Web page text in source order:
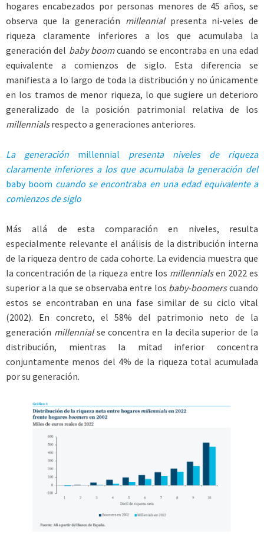
hogares encabezados por personas menores de 45 años, se
observa que la generación millennial presenta ni-veles de
riqueza claramente inferiores a los que acumulaba la
generación del baby boomcuando se encontraba en una edad
equivalente a comienzos de siglo. Esta diferencia se
manifiesta a lo largo de toda la distribución y no únicamente
en los tramos de menor riqueza, lo que sugiere un deterioro
generalizado de la posición patrimonial relativa de los
millennialsrespecto a generaciones anteriores.
La generación millennial presenta niveles de riqueza
claramente inferiores a los que acumulaba la generación del
baby boom cuando se encontraba en una edad equivalente a
comienzos de siglo
Más allá de esta comparación en niveles, resulta
especialmente relevante el análisis de la distribución interna
de la riqueza dentro de cada cohorte. La evidencia muestra que
la concentración de la riqueza entre los millennialsen 2022 es
superior a la que se observaba entre los baby-boomerscuando
estos se encontraban en una fase similar de su ciclo vital
(2002). En concreto, el 58% del patrimonio neto de la
generación millennialse concentra en la decila superior de la
distribución, mientras la mitad inferior concentra
conjuntamente menos del 4% de la riqueza total acumulada
por su generación.